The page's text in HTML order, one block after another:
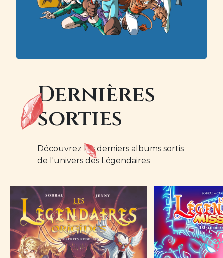
Dernières
sorties
Découvrez les derniers albums sortis
de l'univers des Légendaires
Image Image